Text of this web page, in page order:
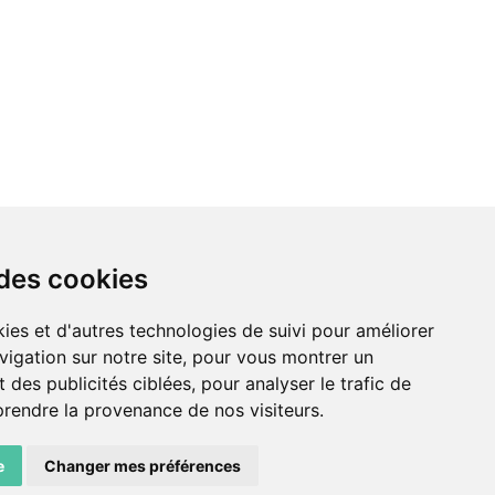
cookies
et d'autres technologies de suivi pour améliorer
sur notre site, pour vous montrer un
des publicités ciblées, pour analyser le trafic de
la provenance de nos visiteurs.
Changer mes préférences
LIENS AMIS
Centre de culture ABC
ADN – Association Danse Neuchâtel